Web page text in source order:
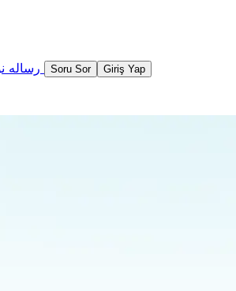
Soru Sor Giriş Yap